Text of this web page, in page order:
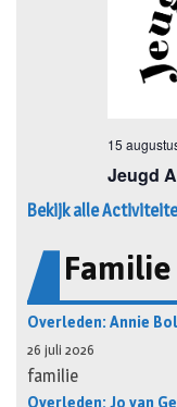
Bekijk alle
Overleden: Annie
26 juli 2026
familie